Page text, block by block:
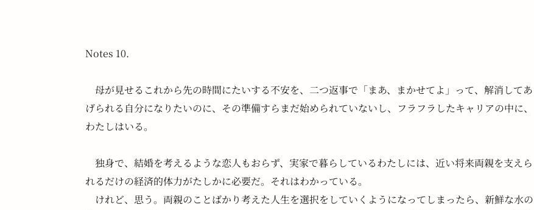
Notes 10.
母が見せるこれから先の時間にたいする不安を、二つ返事で「まあ、まかせてよ」って、解消してあ
げられる自分になりたいのに、その準備すらまだ始められていないし、フラフラしたキャリアの中に、
わたしはいる。
独身で、結婚を考えるような恋人もおらず、実家で暮らしているわたしには、近い将来両親を支えら
れるだけの経済的体力がたしかに必要だ。それはわかっている。
けれど、思う。両親のことばかり考えた人生を選択をしていくようになってしまったら、新鮮な水の